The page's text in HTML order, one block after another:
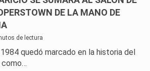
DE LA MANO DE
de lectura
quedó marcado en la historia del
como…